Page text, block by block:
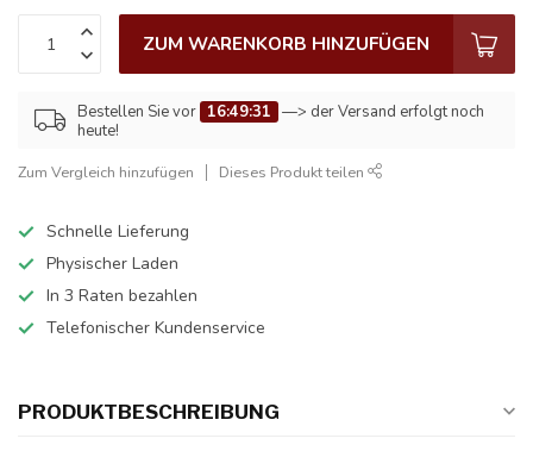
ZUM WARENKORB HINZUFÜGEN
Bestellen Sie vor 16:49:31 —> der Versand erfolgt noch
heute!
Zum Vergleich hinzufügen Dieses Produkt teilen
Schnelle Lieferung
Physischer Laden
In 3 Raten bezahlen
Telefonischer Kundenservice
PRODUKTBESCHREIBUNG